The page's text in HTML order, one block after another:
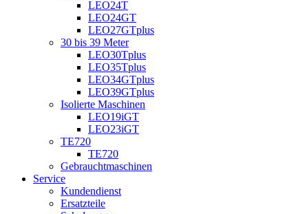
LEO24T
LEO24GT
LEO27GTplus
30 bis 39 Meter
LEO30Tplus
LEO35Tplus
LEO34GTplus
LEO39GTplus
Isolierte Maschinen
LEO19iGT
LEO23iGT
TE720
TE720
Gebrauchtmaschinen
Service
Kundendienst
Ersatzteile